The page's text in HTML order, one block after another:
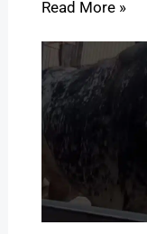
Read More »